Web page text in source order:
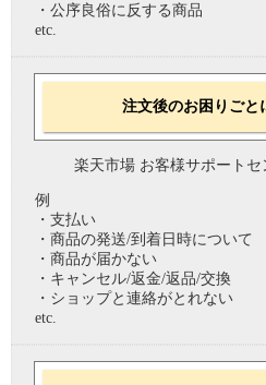
・公序良俗に反する商品
etc.
注文後のお困りごと
楽天市場 お客様サポートセ
例
・支払い
・商品の発送/到着日時について
・商品が届かない
・キャンセル/返金/返品/交換
・ショップと連絡がとれない
etc.